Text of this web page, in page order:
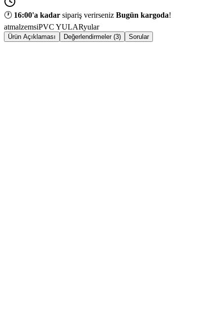
🕐 16:00'a kadar sipariş verirseniz Bugün kargoda!
atmalzemsiPVC YULARyular
Ürün Açıklaması Değerlendirmeler (3) Sorular